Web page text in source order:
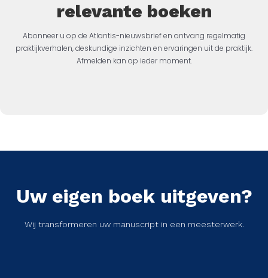
relevante boeken
Abonneer u op de Atlantis-nieuwsbrief en ontvang regelmatig
praktijkverhalen, deskundige inzichten en ervaringen uit de praktijk.
Afmelden kan op ieder moment.
Uw eigen boek uitgeven?
Wij transformeren uw manuscript in een meesterwerk.